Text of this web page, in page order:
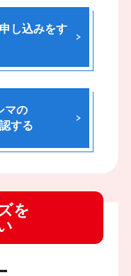
し込みをす
マの
する
を